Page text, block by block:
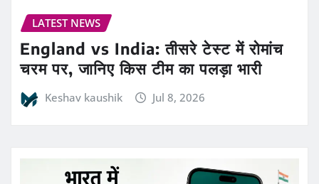
LATEST NEWS
England vs India: तीसरे टेस्ट में रोमांच
चरम पर, जानिए किस टीम का पलड़ा भारी
Keshav kaushik Jul 8, 2026